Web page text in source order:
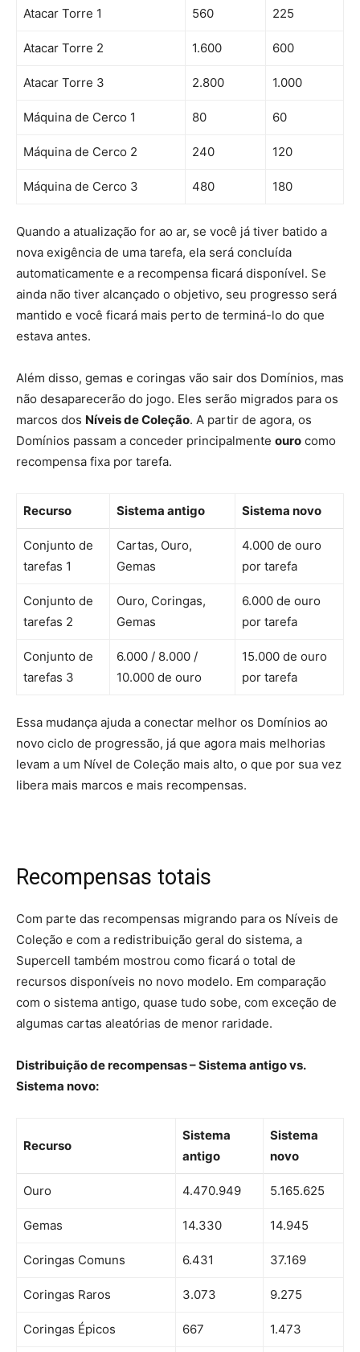
Atacar Torre 1 560 225
Atacar Torre 2 1.600 600
Atacar Torre 3 2.800 1.000
Máquina de Cerco 1 80 60
Máquina de Cerco 2 240 120
Máquina de Cerco 3 480 180
Quando a atualização for ao ar, se você já tiver batido a
nova exigência de uma tarefa, ela será concluída
automaticamente e a recompensa ficará disponível. Se
ainda não tiver alcançado o objetivo, seu progresso será
mantido e você ficará mais perto de terminá-lo do que
estava antes.
Além disso, gemas e coringas vão sair dos Domínios, mas
não desaparecerão do jogo. Eles serão migrados para os
marcos dos Níveis de Coleção. A partir de agora, os
Domínios passam a conceder principalmente ouro como
recompensa fixa por tarefa.
Recurso Sistema antigo Sistema novo
Conjunto de
tarefas 1
Cartas, Ouro,
Gemas
4.000 de ouro
por tarefa
Conjunto de
tarefas 2
Ouro, Coringas,
Gemas
6.000 de ouro
por tarefa
Conjunto de
tarefas 3
6.000 / 8.000 /
10.000 de ouro
15.000 de ouro
por tarefa
Essa mudança ajuda a conectar melhor os Domínios ao
novo ciclo de progressão, já que agora mais melhorias
levam a um Nível de Coleção mais alto, o que por sua vez
libera mais marcos e mais recompensas.
Recompensas totais
Com parte das recompensas migrando para os Níveis de
Coleção e com a redistribuição geral do sistema, a
Supercell também mostrou como ficará o total de
recursos disponíveis no novo modelo. Em comparação
com o sistema antigo, quase tudo sobe, com exceção de
algumas cartas aleatórias de menor raridade.
Distribuição de recompensas – Sistema antigo vs.
Sistema novo:
Recurso
Sistema
antigo
Sistema
novo
Ouro 4.470.949 5.165.625
Gemas 14.330 14.945
Coringas Comuns 6.431 37.169
Coringas Raros 3.073 9.275
Coringas Épicos 667 1.473